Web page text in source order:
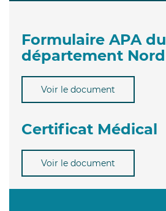
Formulaire APA du
département Nord
Voir le document
Certificat Médical
Voir le document